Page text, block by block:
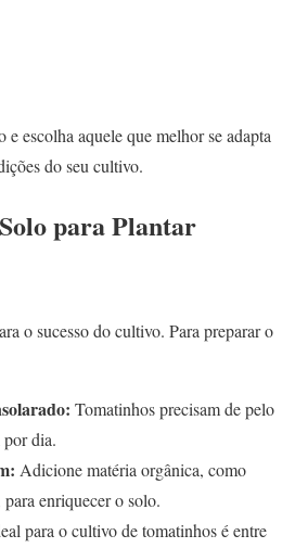
e escolha aquele que melhor se adapta
do seu cultivo.
para Plantar
o sucesso do cultivo. Para preparar o
Tomatinhos precisam de pelo
por dia.
Adicione matéria orgânica, como
enriquecer o solo.
para o cultivo de tomatinhos é entre